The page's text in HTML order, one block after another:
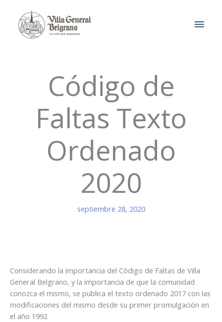
contenido
Código de
Faltas Texto
Ordenado
2020
septiembre 28, 2020
Considerando la importancia del Código de Faltas de Villa
General Belgrano, y la importancia de que la comunidad
conozca el mismo, se publica el texto ordenado 2017 con las
modificaciones del mismo desde su primer promulgación en
el año 1992